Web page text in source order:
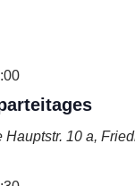
Hauptstr. 10 a,